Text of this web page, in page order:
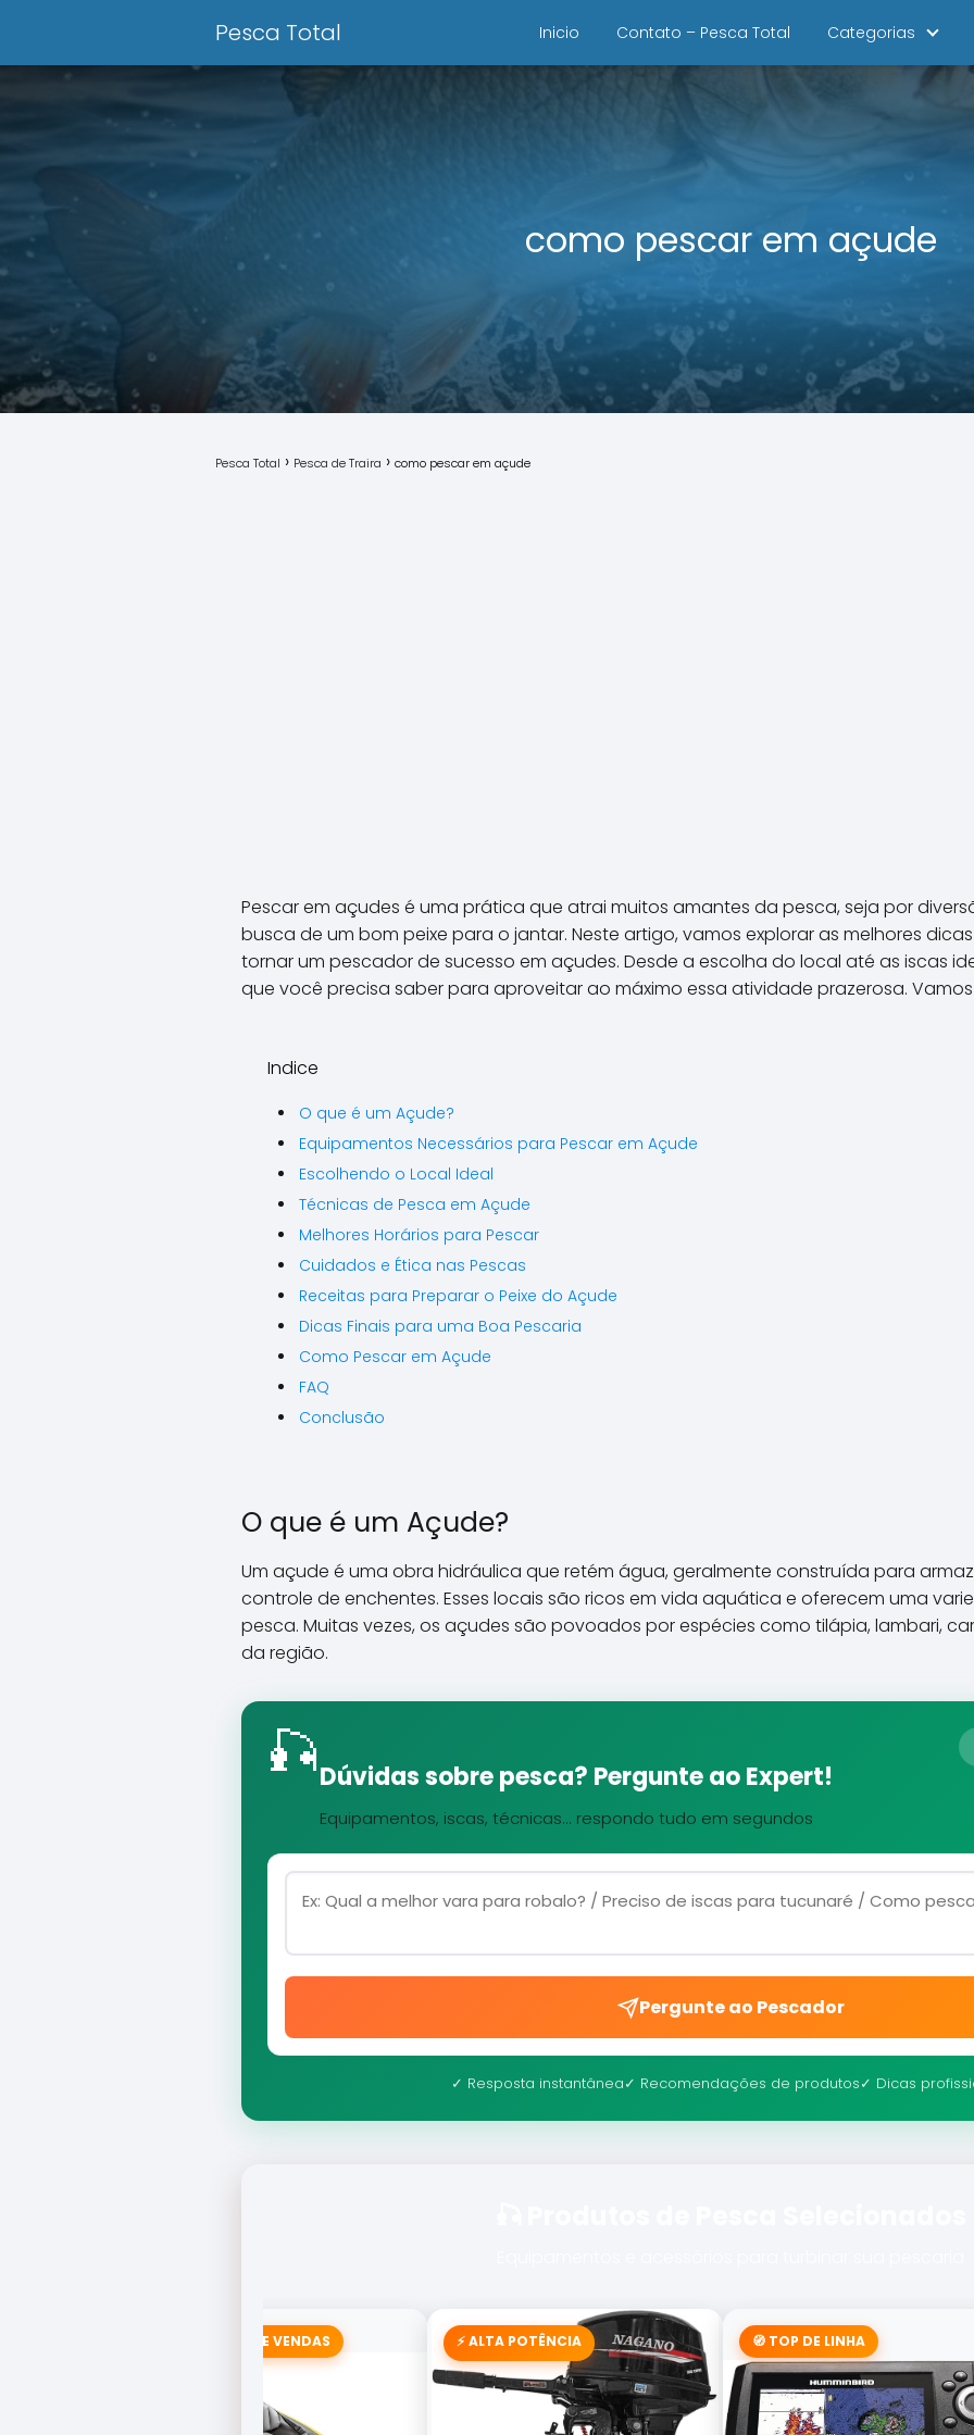
Pesca Total Inicio Contato – Pesca Total Categorias
como pescar em açude
Pesca Total Pesca de Traira como pescar em açude
Pescar em açudes é uma prática que atrai muitos amantes da pesca, seja por
busca de um bom peixe para o jantar. Neste artigo, vamos explorar as melhores
tornar um pescador de sucesso em açudes. Desde a escolha do local até as iscas
que você precisa saber para aproveitar ao máximo essa atividade prazerosa.
Indice
O que é um Açude?
Equipamentos Necessários para Pescar em Açude
Escolhendo o Local Ideal
Técnicas de Pesca em Açude
Melhores Horários para Pescar
Cuidados e Ética nas Pescas
Receitas para Preparar o Peixe do Açude
Dicas Finais para uma Boa Pescaria
Como Pescar em Açude
FAQ
Conclusão
O que é um Açude?
Um açude é uma obra hidráulica que retém água, geralmente construída para
controle de enchentes. Esses locais são ricos em vida aquática e oferecem uma
pesca. Muitas vezes, os açudes são povoados por espécies como tilápia, lambari,
da região.
🎣Dúvidas sobre pesca? Pergunte ao Expert!
Equipamentos, iscas, técnicas... respondo tudo em segundos
Pergunte ao Pescador
✓ Resposta instantânea✓ Recomendações de produtos✓ Dicas
🚣 CAMPEÃO DE VENDAS ⚡ ALTA POTÊNCIA 🧭 TOP DE LINHA